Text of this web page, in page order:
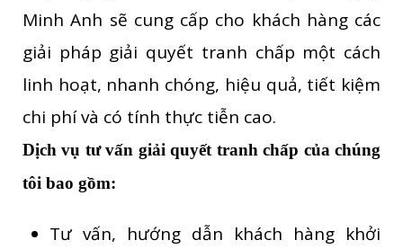
Minh Anh sẽ cung cấp cho khách hàng các
giải pháp giải quyết tranh chấp một cách
linh hoạt, nhanh chóng, hiệu quả, tiết kiệm
chi phí và có tính thực tiễn cao.
Dịch vụ tư vấn giải quyết tranh chấp của chúng
tôi bao gồm:
Tư vấn, hướng dẫn khách hàng khởi